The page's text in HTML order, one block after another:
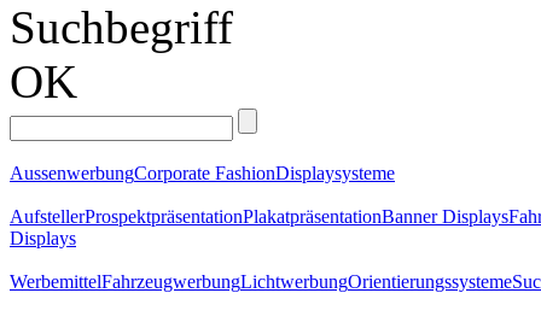
Suchbegriff
OK
AussenwerbungCorporate FashionDisplaysysteme
AufstellerProspektpräsentationPlakatpräsentationBanner Displays
Displays
WerbemittelFahrzeugwerbungLichtwerbungOrientierungssysteme